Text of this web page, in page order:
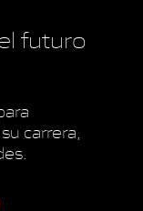
futuro
carrera,